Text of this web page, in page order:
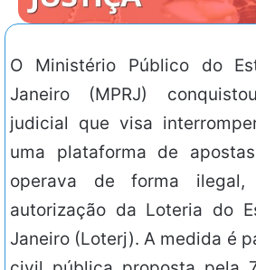
O Ministério Público do
Janeiro (MPRJ)
judicial que visa
uma plataforma de
operava de forma
autorização da Loteria do
Janeiro (Loterj). A medida é